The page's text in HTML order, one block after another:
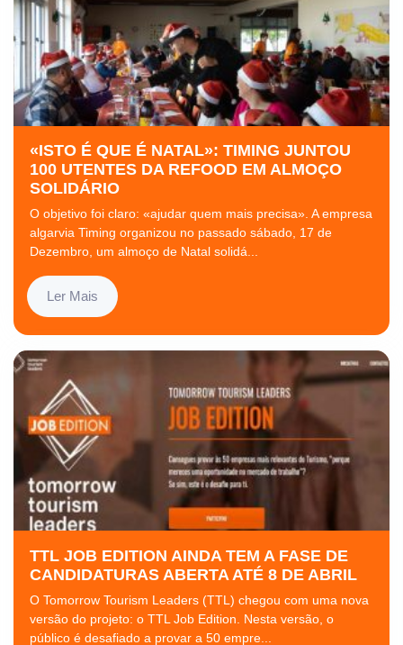
«ISTO É QUE É NATAL»: TIMING JUNTOU
100 UTENTES DA REFOOD EM ALMOÇO
SOLIDÁRIO
O objetivo foi claro: «ajudar quem mais precisa». A empresa
algarvia Timing organizou no passado sábado, 17 de
Dezembro, um almoço de Natal solidá...
Ler Mais
TTL JOB EDITION AINDA TEM A FASE DE
CANDIDATURAS ABERTA ATÉ 8 DE ABRIL
O Tomorrow Tourism Leaders (TTL) chegou com uma nova
versão do projeto: o TTL Job Edition. Nesta versão, o
público é desafiado a provar a 50 empre...